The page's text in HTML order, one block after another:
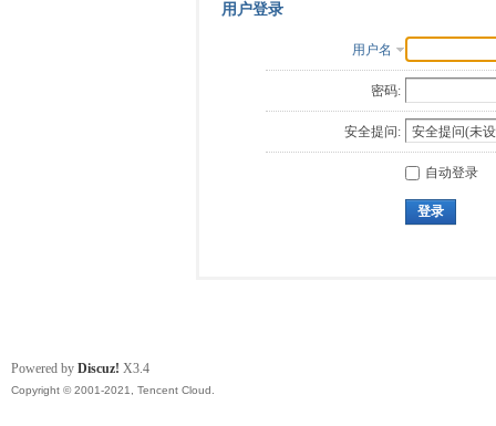
用户登录
用户名
密码:
安全提问:
自动登录
登录
Powered by Discuz! X3.4
Copyright © 2001-2021, Tencent Cloud.